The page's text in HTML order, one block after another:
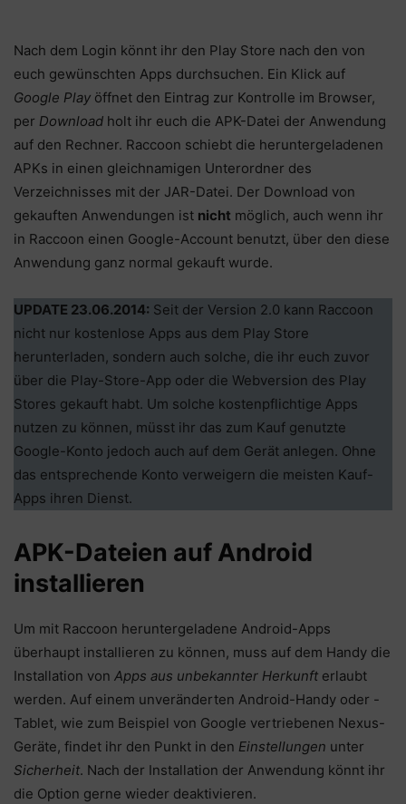
Nach dem Login könnt ihr den Play Store nach den von
euch gewünschten Apps durchsuchen. Ein Klick auf
Google Play öffnet den Eintrag zur Kontrolle im Browser,
per Download holt ihr euch die APK-Datei der Anwendung
auf den Rechner. Raccoon schiebt die heruntergeladenen
APKs in einen gleichnamigen Unterordner des
Verzeichnisses mit der JAR-Datei. Der Download von
gekauften Anwendungen ist nicht möglich, auch wenn ihr
in Raccoon einen Google-Account benutzt, über den diese
Anwendung ganz normal gekauft wurde.
UPDATE 23.06.2014: Seit der Version 2.0 kann Raccoon
nicht nur kostenlose Apps aus dem Play Store
herunterladen, sondern auch solche, die ihr euch zuvor
über die Play-Store-App oder die Webversion des Play
Stores gekauft habt. Um solche kostenpflichtige Apps
nutzen zu können, müsst ihr das zum Kauf genutzte
Google-Konto jedoch auch auf dem Gerät anlegen. Ohne
das entsprechende Konto verweigern die meisten Kauf-
Apps ihren Dienst.
APK-Dateien auf Android
installieren
Um mit Raccoon heruntergeladene Android-Apps
überhaupt installieren zu können, muss auf dem Handy die
Installation von Apps aus unbekannter Herkunft erlaubt
werden. Auf einem unveränderten Android-Handy oder -
Tablet, wie zum Beispiel von Google vertriebenen Nexus-
Geräte, findet ihr den Punkt in den Einstellungen unter
Sicherheit. Nach der Installation der Anwendung könnt ihr
die Option gerne wieder deaktivieren.